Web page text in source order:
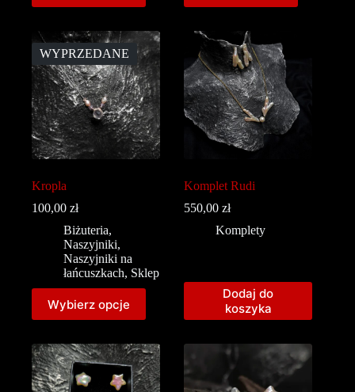
WYPRZEDANE
Kropla
100,00 zł
Biżuteria,
Naszyjniki,
Naszyjniki na
łańcuszkach, Sklep
Wybierz opcje
Komplet Rudi
550,00zł
Komplety
Dodaj do
koszyka